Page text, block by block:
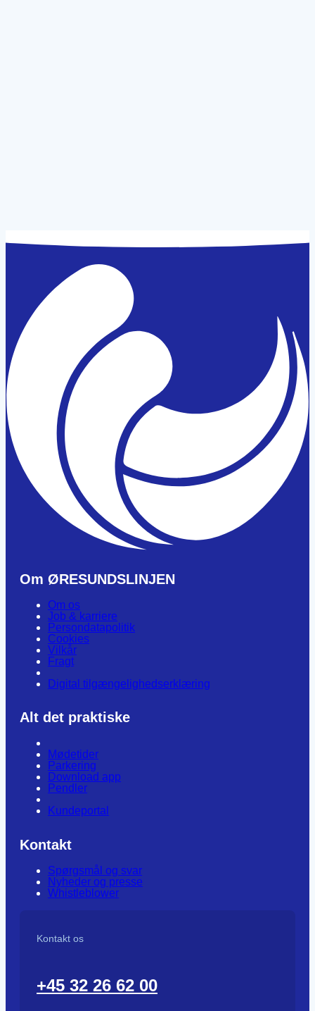
Om ØRESUNDSLINJEN
Om os
Job & karriere
Persondatapolitik
Cookies
Vilkår
Fragt
Digital tilgængelighedserklæring
Alt det praktiske
Mødetider
Parkering
Download app
Pendler
Kundeportal
Kontakt
Spørgsmål og svar
Nyheder og presse
Whistleblower
Kontakt os
+45 32 26 62 00